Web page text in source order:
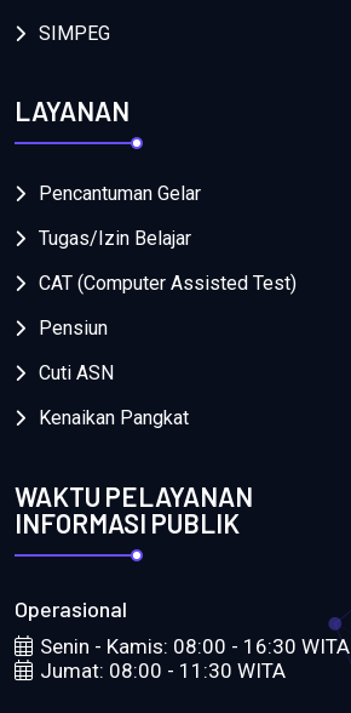
SIMPEG
LAYANAN
Pencantuman Gelar
Tugas/Izin Belajar
CAT (Computer Assisted Test)
Pensiun
Cuti ASN
Kenaikan Pangkat
WAKTU PELAYANAN
INFORMASI PUBLIK
Operasional
Senin - Kamis: 08:00 - 16:30 WITA
Jumat: 08:00 - 11:30 WITA